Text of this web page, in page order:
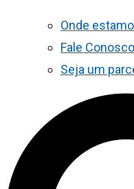
Onde
Fale Conosco
Seja um